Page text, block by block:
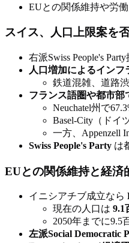
EUとの関係維持や労
スイス、人口上限案を
右派Swiss People's
人口増加によるインフ
鉄道混雑、道路
フランス語圏や都市部
Neuchatel州で
Basel-City（ドイ
一方、Appenzell
Swiss People's Party は
EUとの関係維持と経済
イニシアチブ成立なら
現在の人口は 9.1
2050年までに9.5
左派Social Democratic